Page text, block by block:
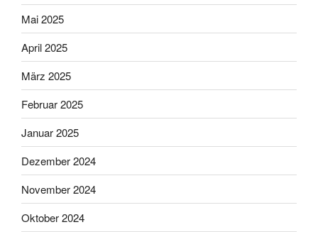
Mai 2025
April 2025
März 2025
Februar 2025
Januar 2025
Dezember 2024
November 2024
Oktober 2024